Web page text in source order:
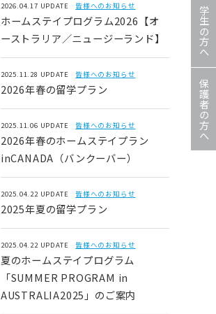
学生の方へ
保護者の方へ
2026.04.17 UPDATE 皆様へのお知らせ
ホームステイプログラム2026【オ
ーストラリア／ニュージーランド】
2025.11.28 UPDATE 皆様へのお知らせ
2026年春の留学プラン
2025.11.06 UPDATE 皆様へのお知らせ
2026年春のホームステイプラン
inCANADA（バンクーバー）
2025.04.22 UPDATE 皆様へのお知らせ
2025年夏の留学プラン
2025.04.22 UPDATE 皆様へのお知らせ
夏のホームステイプログラム
「SUMMER PROGRAM in
AUSTRALIA2025」のご案内